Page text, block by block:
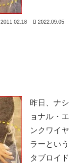
2011.02.18 2022.09.05
昨日、ナシ
ョナル・エ
ンクワイヤ
ラーという
タブロイド